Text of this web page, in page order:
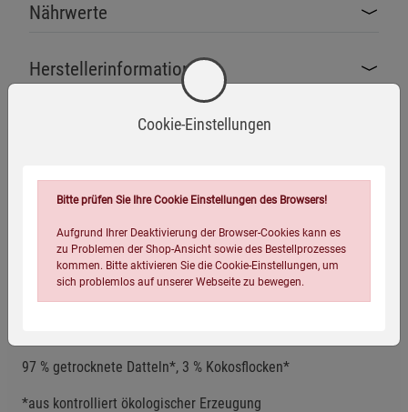
Nährwerte
Herstellerinformationen
Bio-zertifiziert Zusatzstofffrei Glutenfrei
Laktosefrei Vegan
97 % getrocknete Datteln*, 3 % Kokosflocken*
*aus kontrolliert ökologischer Erzeugung
Cookie-Einstellungen
Bitte prüfen Sie Ihre Cookie Einstellungen des Browsers!
Aufgrund Ihrer Deaktivierung der Browser-Cookies kann es
zu Problemen der Shop-Ansicht sowie des Bestellprozesses
kommen. Bitte aktivieren Sie die Cookie-Einstellungen, um
sich problemlos auf unserer Webseite zu bewegen.